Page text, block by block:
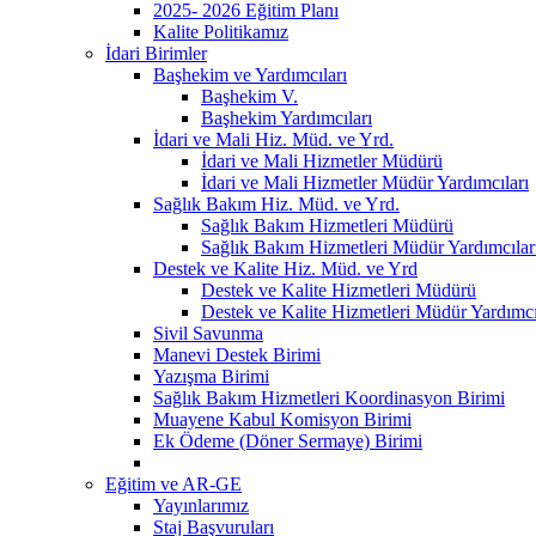
2025- 2026 Eğitim Planı
Kalite Politikamız
İdari Birimler
Başhekim ve Yardımcıları
Başhekim V.
Başhekim Yardımcıları
İdari ve Mali Hiz. Müd. ve Yrd.
İdari ve Mali Hizmetler Müdürü
İdari ve Mali Hizmetler Müdür Yardımcıları
Sağlık Bakım Hiz. Müd. ve Yrd.
Sağlık Bakım Hizmetleri Müdürü
Sağlık Bakım Hizmetleri Müdür
Destek ve Kalite Hiz. Müd. ve Yrd
Destek ve Kalite Hizmetleri Müdürü
Destek ve Kalite Hizmetleri Müdür
Sivil Savunma
Manevi Destek Birimi
Yazışma Birimi
Sağlık Bakım Hizmetleri Koordinasyon Birimi
Muayene Kabul Komisyon Birimi
Ek Ödeme (Döner Sermaye) Birimi
Eğitim ve AR-GE
Yayınlarımız
Staj Başvuruları